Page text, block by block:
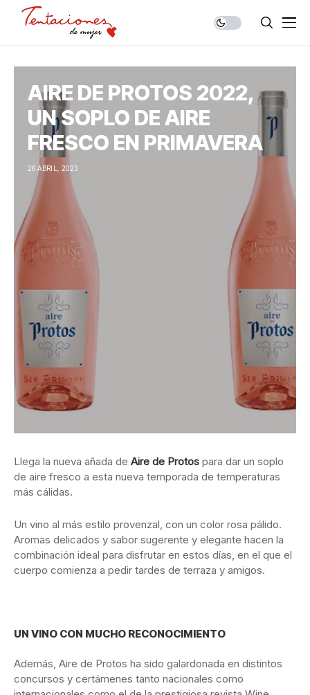
AIRE DE PROTOS 2022,
UN SOPLO DE AIRE
FRESCO EN PRIMAVERA
26 ABRIL, 2023
Llega la nueva añada de Aire de Protos para dar un soplo
de aire fresco a esta nueva temporada de temperaturas
más cálidas.
Un vino al más estilo provenzal, con un color rosa pálido.
Aromas delicados y sabor sugerente y elegante hacen la
combinación ideal para disfrutar en estos días, en el que el
cuerpo comienza a pedir tardes de terraza y amigos.
UN VINO CON MUCHO RECONOCIMIENTO
Además, Aire de Protos ha sido galardonada en distintos
concursos y certámenes tanto nacionales como